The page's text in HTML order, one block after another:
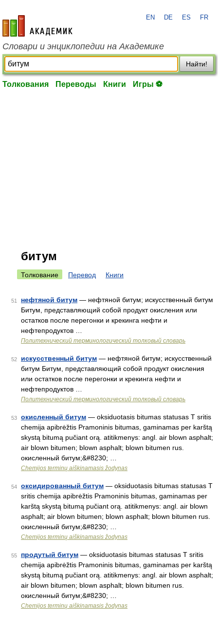
academic.ru
EN DE ES FR
Словари и энциклопедии на Академике
Найти!
Толкования Переводы Книги Игры ⚽
битум
Толкование Перевод Книги
51 нефтяной битум — нефтяной битум; искусственный битум
Битум, представляющий собой продукт окисления или
остатков после перегонки и крекинга нефти и
нефтепродуктов …
Политехнический терминологический толковый словарь
52 искусственный битум — нефтяной битум; искусственный
битум Битум, представляющий собой продукт окисления
или остатков после перегонки и крекинга нефти и
нефтепродуктов …
Политехнический терминологический толковый словарь
53 окисленный битум — oksiduotasis bitumas statusas T sritis
chemija apibrėžtis Pramoninis bitumas, gaminamas per karštą
skystą bitumą pučiant orą. atitikmenys: angl. air blown asphalt;
air blown bitumen; blown asphalt; blown bitumen rus.
окисленный битум;&#8230; …
Chemijos terminų aiškinamasis žodynas
54 оксидированный битум — oksiduotasis bitumas statusas T
sritis chemija apibrėžtis Pramoninis bitumas, gaminamas per
karštą skystą bitumą pučiant orą. atitikmenys: angl. air blown
asphalt; air blown bitumen; blown asphalt; blown bitumen rus.
окисленный битум;&#8230; …
Chemijos terminų aiškinamasis žodynas
55 продутый битум — oksiduotasis bitumas statusas T sritis
chemija apibrėžtis Pramoninis bitumas, gaminamas per karštą
skystą bitumą pučiant orą. atitikmenys: angl. air blown asphalt;
air blown bitumen; blown asphalt; blown bitumen rus.
окисленный битум;&#8230; …
Chemijos terminų aiškinamasis žodynas